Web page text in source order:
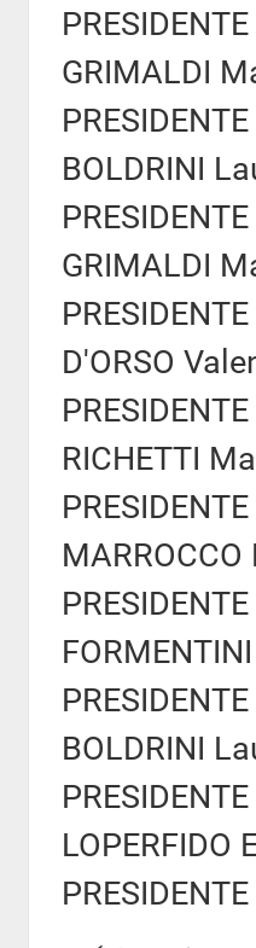
GRIMALDI
BOLDRINI
GRIMALDI
D'ORSO
RICHETTI
BOLDRINI
LOPERFIDO